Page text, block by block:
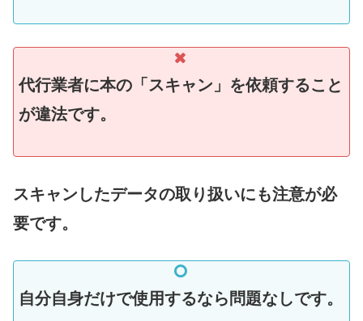
代行業者に本の「スキャン」を依頼すること
が違法です。
スキャンしたデータの取り扱いにも注意が必
要です。
自分自身だけで使用するなら問題なしです。